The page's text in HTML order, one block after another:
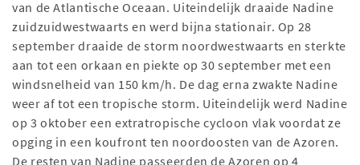
van de Atlantische Oceaan. Uiteindelijk draaide Nadine
zuidzuidwestwaarts en werd bijna stationair. Op 28
september draaide de storm noordwestwaarts en sterkte
aan tot een orkaan en piekte op 30 september met een
windsnelheid van 150 km/h. De dag erna zwakte Nadine
weer af tot een tropische storm. Uiteindelijk werd Nadine
op 3 oktober een extratropische cycloon vlak voordat ze
opging in een koufront ten noordoosten van de Azoren.
De resten van Nadine passeerden de Azoren op 4